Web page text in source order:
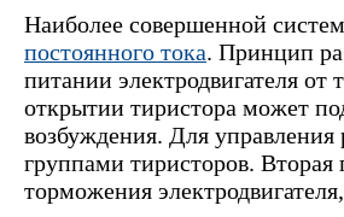
Наиболее совершенной
постоянного тока. Принцип
питании электродвигателя
открытии тиристора может
возбуждения. Для управления
группами тиристоров.
торможения